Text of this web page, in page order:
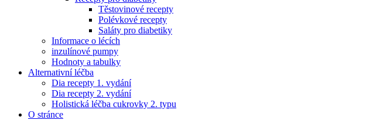
Těstovinové recepty
Polévkové recepty
Saláty pro diabetiky
Informace o lécích
inzulínové pumpy
Hodnoty a tabulky
Alternativní léčba
Dia recepty 1. vydání
Dia recepty 2. vydání
Holistická léčba cukrovky 2. typu
O stránce